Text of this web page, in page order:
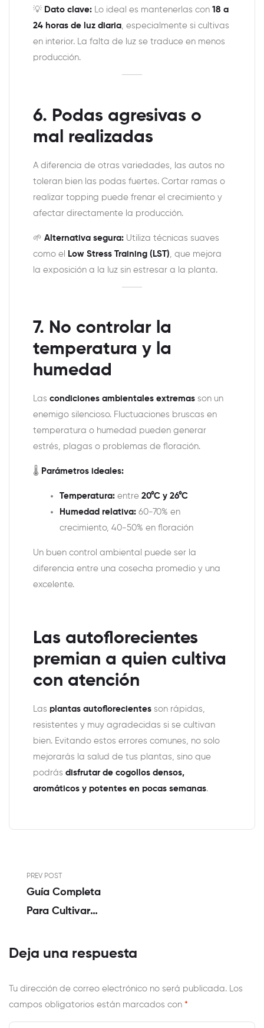
💡 Dato clave: Lo ideal es mantenerlas con 18 a
24 horas de luz diaria, especialmente si cultivas
en interior. La falta de luz se traduce en menos
producción.
6. Podas agresivas o
mal realizadas
A diferencia de otras variedades, las autos no
toleran bien las podas fuertes. Cortar ramas o
realizar topping puede frenar el crecimiento y
afectar directamente la producción.
🌱 Alternativa segura: Utiliza técnicas suaves
como el
Low Stress Training (LST) , que mejora
la exposición a la luz sin estresar a la planta.
7. No controlar la
temperatura y la
humedad
Las condiciones ambientales extremas son un
enemigo silencioso. Fluctuaciones bruscas en
temperatura o humedad pueden generar
estrés, plagas o problemas de floración.
🌡️ Parámetros ideales:
Temperatura: entre 20°C y 26°C
Humedad relativa: 60-70% en
crecimiento, 40-50% en floración
Un buen control ambiental puede ser la
diferencia entre una cosecha promedio y una
excelente.
Las autoflorecientes
premian a quien cultiva
con atención
Las plantas autoflorecientes son rápidas,
resistentes y muy agradecidas si se cultivan
bien. Evitando estos errores comunes, no solo
mejorarás la salud de tus plantas, sino que
podrás disfrutar de cogollos densos,
aromáticos y potentes en pocas semanas.
PREV POST
Guía Completa
Para Cultivar
Desde La Semilla
Cosecha
Deja una respuesta
Tu dirección de correo electrónico no será publicada.
Los
campos obligatorios están marcados con *